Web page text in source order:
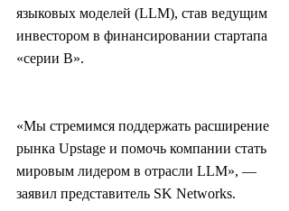
языковых моделей (LLM), став ведущим
инвестором в финансировании стартапа
«серии B».
«Мы стремимся поддержать расширение
рынка Upstage и помочь компании стать
мировым лидером в отрасли LLM», —
заявил представитель SK Networks.